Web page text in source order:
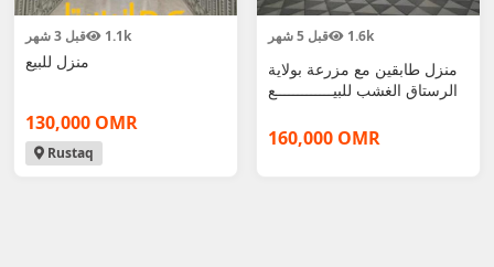
قبل 3 شهر 1.1k
منزل للبيع
130,000 OMR
Rustaq
قبل 5 شهر 1.6k
منزل طابقين مع مزرعة بولاية
الرستاق الغشب للبيـــــــــــــع
160,000 OMR